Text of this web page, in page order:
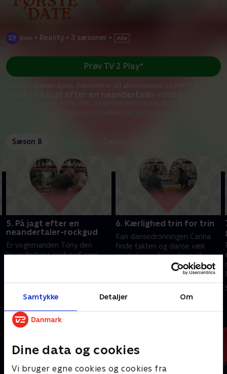
Samtykke Detaljer Om
Dine data og cookies
Vi bruger egne cookies og cookies fra
• Reality • 3 sæsoner •
Prøv TV 2 Play*
*Kræver pakken Basis. Administrer dit abonnement på Mit TV 2.
Sæson 8
5. På jagt efter en
neandertaler-rockgud
Er vognmanden Tony den
'neandertaler-rockgud', som
Michael og forlagsassistenten
Hannah?
6. Kærlighed trin for trin
Kan dansedronningen Carina
finde takten og danse væk
med skuespilleren Kevan?
Imens leder romcom-
fanatikeren Becky efter sin
egen Hugh Grant.
Andre så også